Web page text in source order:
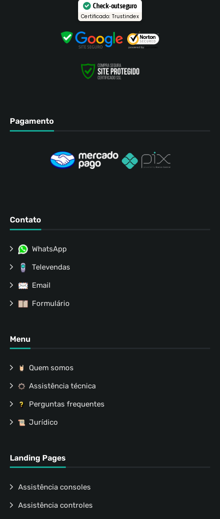
Check-out seguro
Certificado: Trustindex
Pagamento
Contato
WhatsApp
Televendas
Email
Formulário
Menu
Quem somos
Assistência técnica
Perguntas frequentes
Jurídico
Landing Pages
Assistência consoles
Assistência controles